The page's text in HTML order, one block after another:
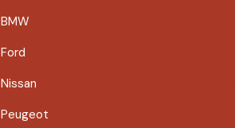
BMW
Ford
Nissan
Peugeot